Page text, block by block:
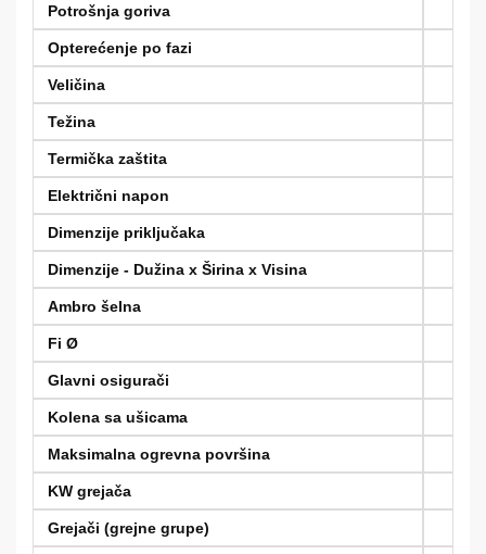
Potrošnja goriva
Opterećenje po fazi
Veličina
Težina
Termička zaštita
Električni napon
Dimenzije priključaka
Dimenzije - Dužina x Širina x Visina
Ambro šelna
Fi Ø
Glavni osigurači
Kolena sa ušicama
Maksimalna ogrevna površina
KW grejača
Grejači (grejne grupe)